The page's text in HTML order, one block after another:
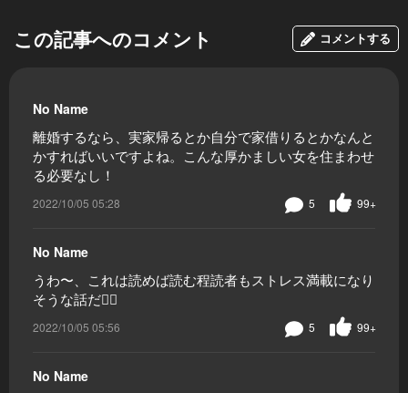
この記事へのコメント コメントする
No Name
離婚するなら、実家帰るとか自分で家借りるとかなんと
かすればいいですよね。こんな厚かましい女を住まわせ
る必要なし！
2022/10/05 05:28 99+
5
No Name
うわ〜、これは読めば読む程読者もストレス満載になり
そうな話だ😮‍💨
2022/10/05 05:56 99+
5
No Name